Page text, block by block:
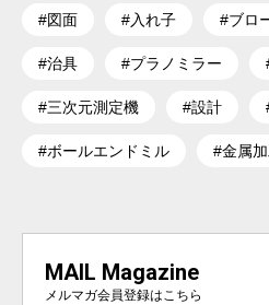
#図面 #入れ子 #ブロ
#治具 #プラノミラー
#三次元測定機 #設計
#ボールエンドミル #金属
MAIL Magazine
メルマガ会員登録はこちら